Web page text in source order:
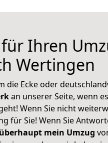
Ihren
Wertingen
die Ecke oder
an unserer Seite, wenn
Wenn Sie nicht
für Sie! Wenn Sie
mein Umzug